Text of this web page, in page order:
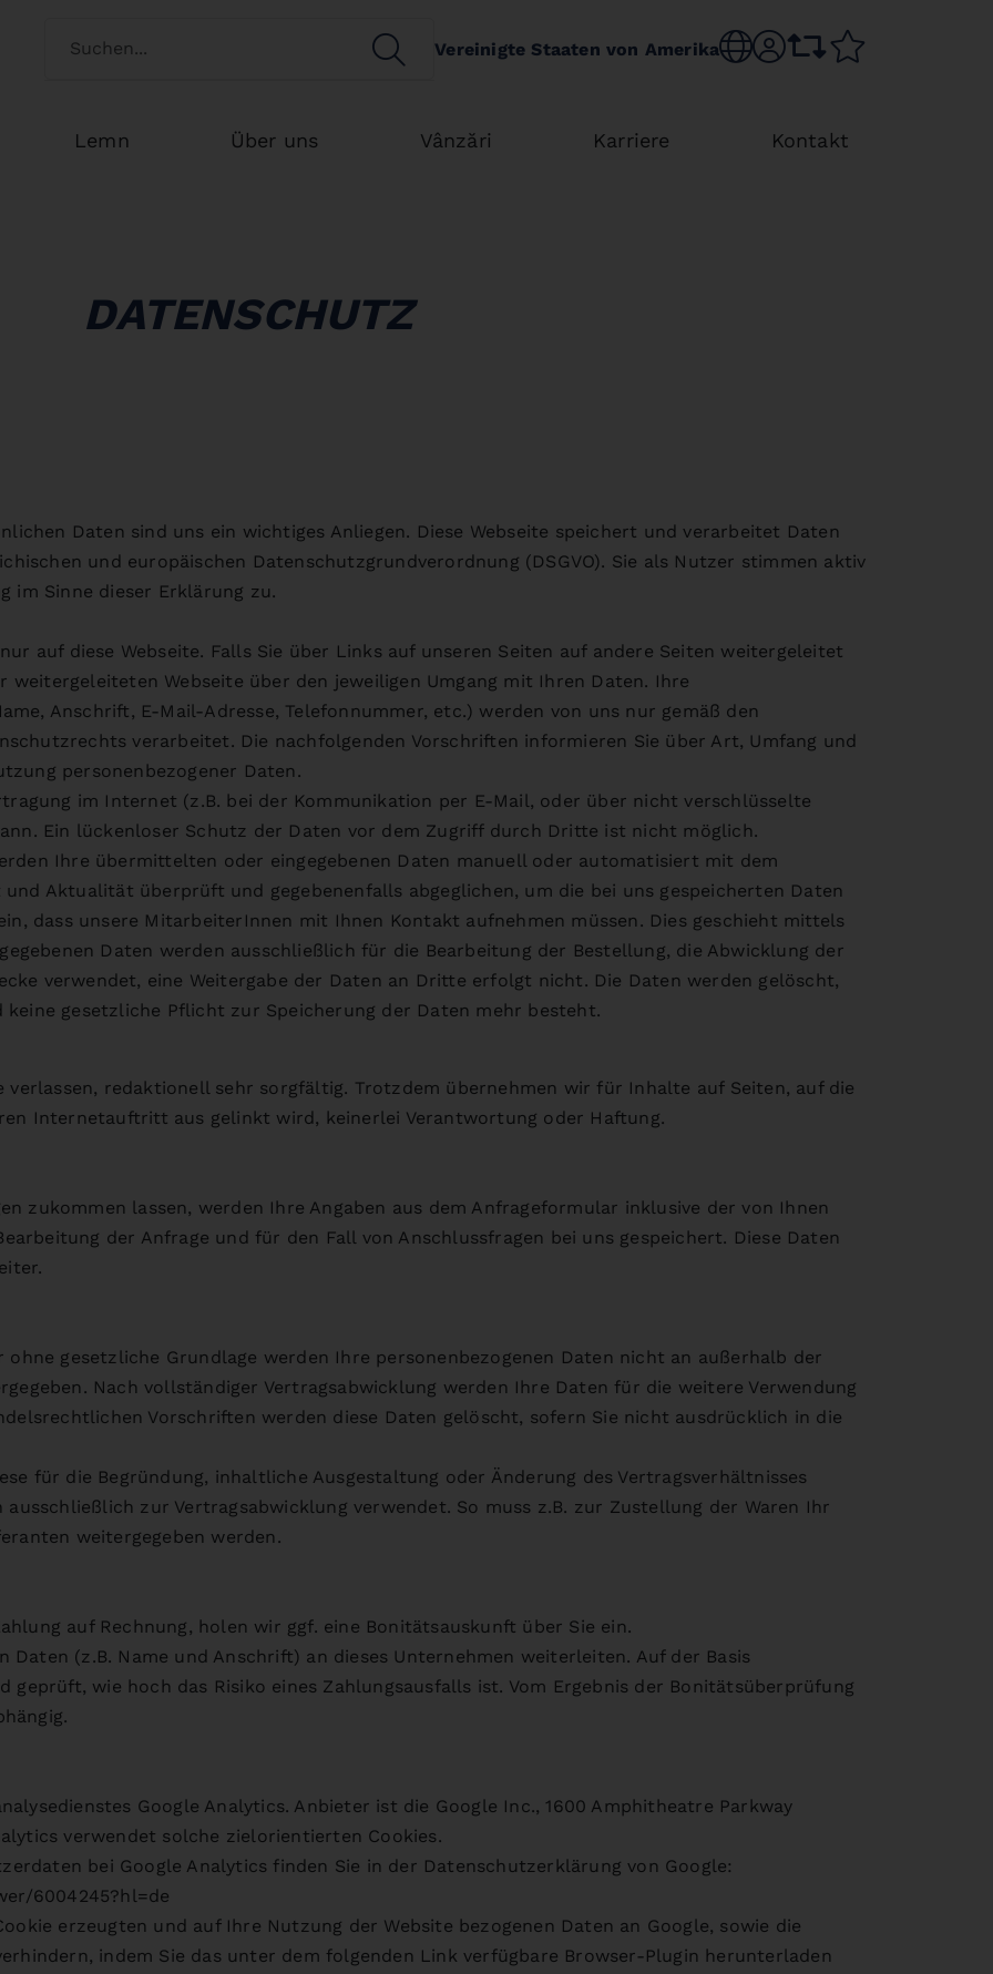
Switch customertype SEARCHVereinigte Staaten von Amerika Choose language
sr.accountcomparison list
Lemn Über uns Vânzări Karriere Kontakt
DATENSCHUTZ
Daten sind uns ein wichtiges Anliegen. Diese Webseite speichert und verarbeitet Daten
und europäischen Datenschutzgrundverordnung (DSGVO). Sie als Nutzer stimmen aktiv
im Sinne dieser Erklärung zu.
auf diese Webseite. Falls Sie über Links auf unseren Seiten auf andere Seiten weitergeleitet
Webseite über den jeweiligen Umgang mit Ihren Daten. Ihre
Anschrift, E-Mail-Adresse, Telefonnummer, etc.) werden von uns nur gemäß den
verarbeitet. Die nachfolgenden Vorschriften informieren Sie über Art, Umfang und
personenbezogener Daten.
im Internet (z.B. bei der Kommunikation per E-Mail, oder über nicht verschlüsselte
Ein lückenloser Schutz der Daten vor dem Zugriff durch Dritte ist nicht möglich.
Ihre übermittelten oder eingegebenen Daten manuell oder automatisiert mit dem
Aktualität überprüft und gegebenenfalls abgeglichen, um die bei uns gespeicherten Daten
dass unsere MitarbeiterInnen mit Ihnen Kontakt aufnehmen müssen. Dies geschieht mittels
Daten werden ausschließlich für die Bearbeitung der Bestellung, die Abwicklung der
verwendet, eine Weitergabe der Daten an Dritte erfolgt nicht. Die Daten werden gelöscht,
gesetzliche Pflicht zur Speicherung der Daten mehr besteht.
verlassen, redaktionell sehr sorgfältig. Trotzdem übernehmen wir für Inhalte auf Seiten, auf die
Internetauftritt aus gelinkt wird, keinerlei Verantwortung oder Haftung.
zukommen lassen, werden Ihre Angaben aus dem Anfrageformular inklusive der von Ihnen
der Anfrage und für den Fall von Anschlussfragen bei uns gespeichert. Diese Daten
gesetzliche Grundlage werden Ihre personenbezogenen Daten nicht an außerhalb der
Nach vollständiger Vertragsabwicklung werden Ihre Daten für die weitere Verwendung
Vorschriften werden diese Daten gelöscht, sofern Sie nicht ausdrücklich in die
für die Begründung, inhaltliche Ausgestaltung oder Änderung des Vertragsverhältnisses
zur Vertragsabwicklung verwendet. So muss z.B. zur Zustellung der Waren Ihr
weitergegeben werden.
auf Rechnung, holen wir ggf. eine Bonitätsauskunft über Sie ein.
Daten (z.B. Name und Anschrift) an dieses Unternehmen weiterleiten. Auf der Basis
wie hoch das Risiko eines Zahlungsausfalls ist. Vom Ergebnis der Bonitätsüberprüfung
Google Analytics. Anbieter ist die Google Inc., 1600 Amphitheatre Parkway
verwendet solche zielorientierten Cookies.
bei Google Analytics finden Sie in der Datenschutzerklärung von Google:
6004245?hl=de
erzeugten und auf Ihre Nutzung der Website bezogenen Daten an Google, sowie die
indem Sie das unter dem folgenden Link verfügbare Browser-Plugin herunterladen